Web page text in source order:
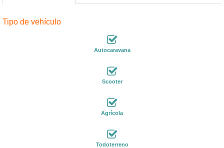
Tipo de vehículo
Autocaravana
Scooter
Agrícola
Todoterreno